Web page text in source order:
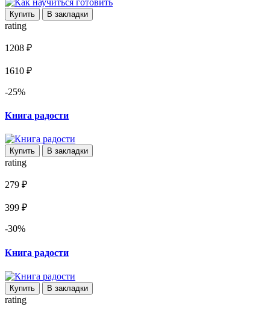
Купить В закладки
rating
1208 ₽
1610 ₽
-25%
Книга радости
Купить В закладки
rating
279 ₽
399 ₽
-30%
Книга радости
Купить В закладки
rating